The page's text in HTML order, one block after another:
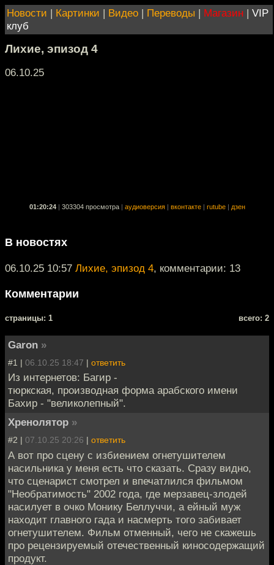
Новости | Картинки | Видео | Переводы | Магазин | VIP
клуб
Лихие, эпизод 4
06.10.25
01:20:24 303304 просмотра аудиоверсия вконтакте rutube дзен
В новостях
06.10.25 10:57 Лихие, эпизод 4, комментарии: 13
Комментарии
cтраницы: 1 всего: 2
Garon »
#1 | 06.10.25 18:47 | ответить
Из интернетов: Багир -
тюркская, производная форма арабского имени
Бахир - "великолепный".
Хренолятор »
#2 | 07.10.25 20:26 | ответить
А вот про сцену с избиением огнетушителем
насильника у меня есть что сказать. Сразу видно,
что сценарист смотрел и впечатлился фильмом
"Необратимость" 2002 года, где мерзавец-злодей
насилует в очко Монику Беллуччи, а ейный муж
находит главного гада и насмерть того забивает
огнетушителем. Фильм отменный, чего не скажешь
про рецензируемый отечественный киносодержащий
продукт.